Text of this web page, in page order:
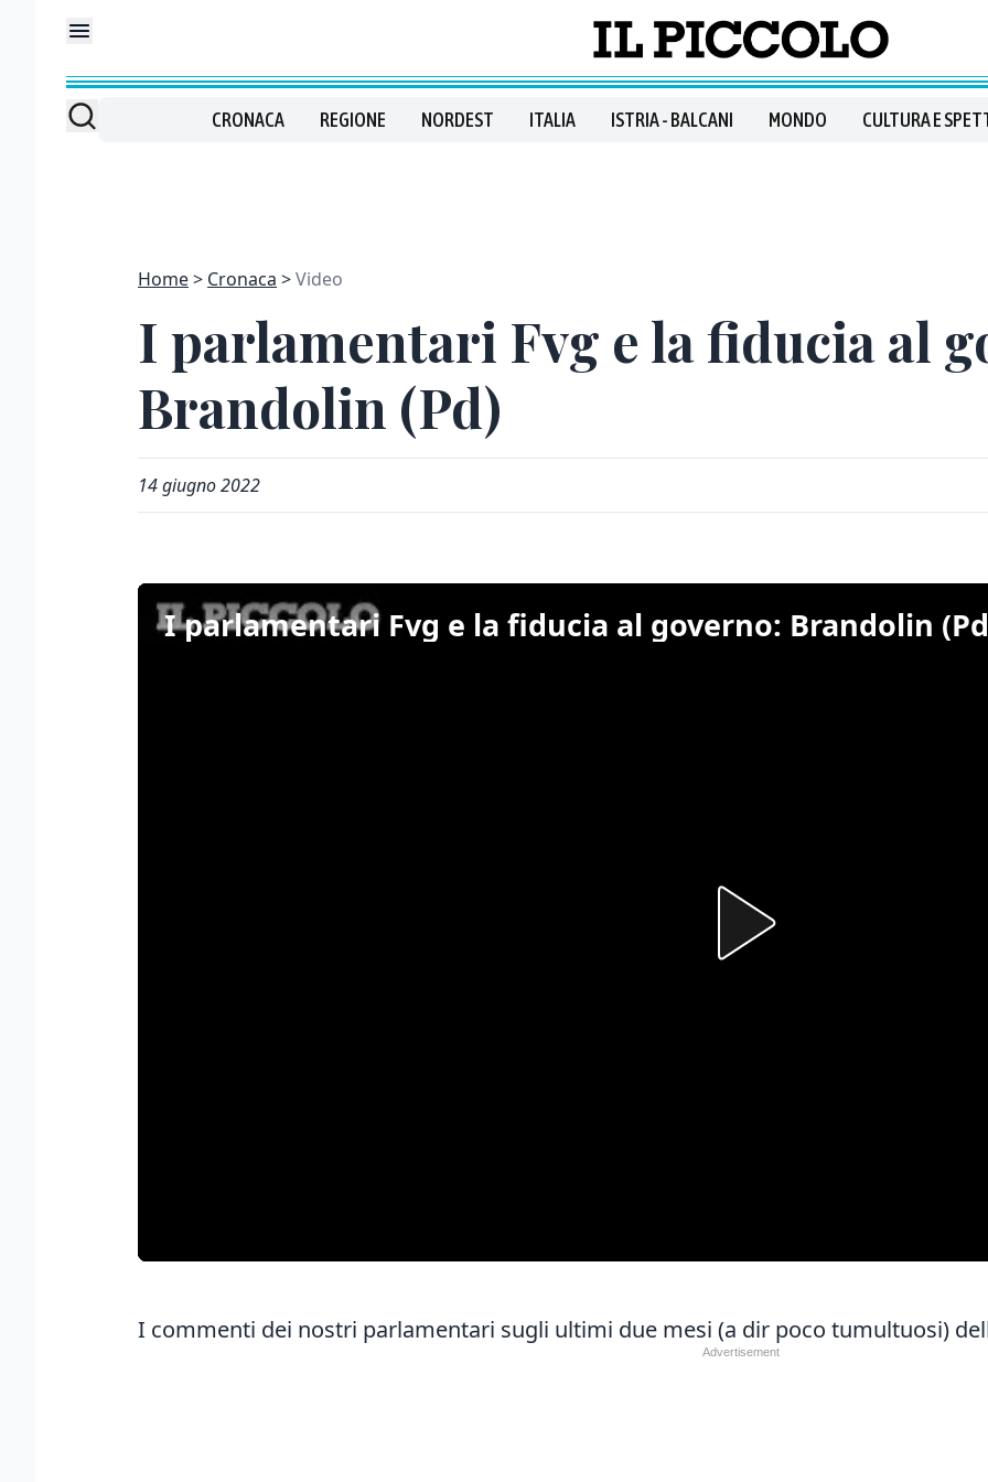
CRONACA REGIONE NORDEST ITALIA ISTRIA - BALCANI MONDO CULTURA E
Home Cronaca Video
I parlamentari Fvg e la fiducia al
Brandolin (Pd)
14 giugno 2022
I parlamentari Fvg e la fiducia al governo: Brandolin
I commenti dei nostri parlamentari sugli ultimi due mesi (a dir poco tumultuosi)